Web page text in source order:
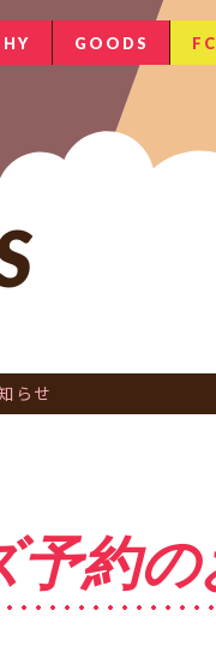
GOODS FC
らせ
予約